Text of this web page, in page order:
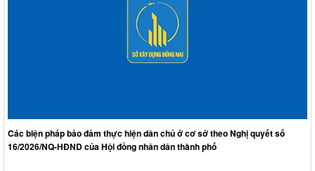
Các biện pháp bảo đảm thực hiện dân chủ ở cơ sở theo Nghị quyết số
16/2026/NQ-HĐND của Hội đồng nhân dân thành phố